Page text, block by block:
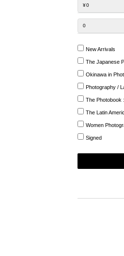
¥0
0
New Arrivals
The Japanese
Okinawa in
Photography /
The Photobook
The Latin
Women
Signed